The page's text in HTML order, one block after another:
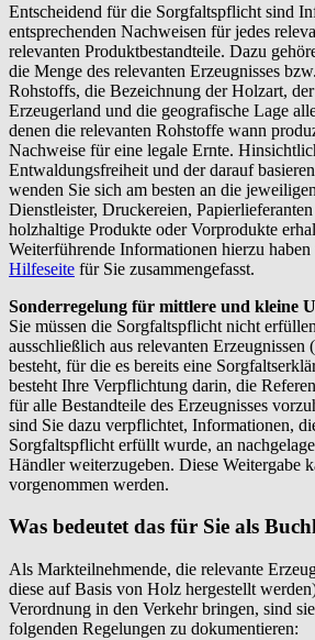
Entscheidend für die Sorgfaltspflicht sind
entsprechenden Nachweisen für jedes
relevanten Produktbestandteile. Dazu
die Menge des relevanten Erzeugnisses
Rohstoffs, die Bezeichnung der Holzart,
Erzeugerland und die geografische Lage
denen die relevanten Rohstoffe wann
Nachweise für eine legale Ernte.
Entwaldungsfreiheit und der darauf
wenden Sie sich am besten an die
Dienstleister, Druckereien,
holzhaltige Produkte oder Vorprodukte
Weiterführende Informationen hierzu
Hilfeseite für Sie zusammengefasst.
Sonderregelung für mittlere und kleine
Sie müssen die Sorgfaltspflicht nicht
ausschließlich aus relevanten Erzeugnissen
besteht, für die es bereits eine
besteht Ihre Verpflichtung darin, die
für alle Bestandteile des Erzeugnisses
sind Sie dazu verpflichtet, Informationen,
Sorgfaltspflicht erfüllt wurde, an
Händler weiterzugeben. Diese Weitergabe
vorgenommen werden.
Was bedeutet das für Sie als
Als Markteilnehmende, die relevante
diese auf Basis von Holz hergestellt
Verordnung in den Verkehr bringen, sind
folgenden Regelungen zu dokumentieren: